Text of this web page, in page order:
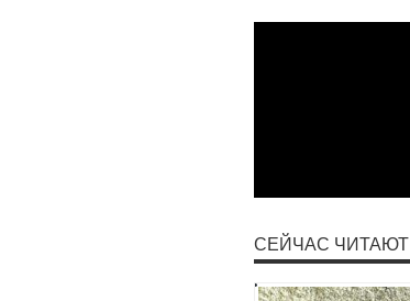
СЕЙЧАС ЧИТАЮТ